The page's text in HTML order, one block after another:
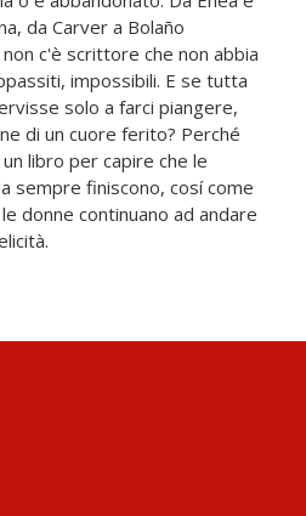
da Carver a Bolaño
c'è scrittore che non abbia
impossibili. E se tutta
solo a farci piangere,
di un cuore ferito? Perché
libro per capire che le
sempre finiscono, cosí come
donne continuano ad andare